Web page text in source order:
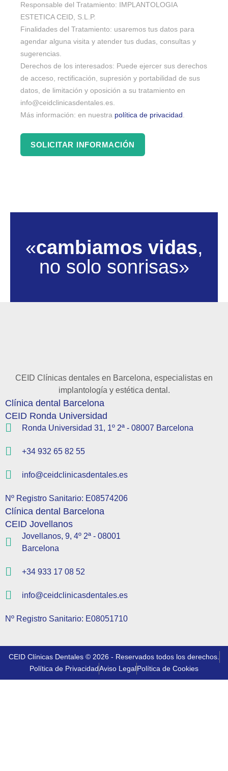
Responsable del Tratamiento: IMPLANTOLOGIA
ESTETICA CEID, S.L.P.
Finalidades del Tratamiento: usaremos tus datos para
agendar alguna visita y atender tus dudas, consultas y
sugerencias.
Derechos de los interesados: Puede ejercer sus derechos
de acceso, rectificación, supresión y portabilidad de sus
datos, de limitación y oposición a su tratamiento en
info@ceidclinicasdentales.es.
Más información: en nuestra política de privacidad.
«cambiamos vidas,
no solo sonrisas»
CEID Clínicas dentales en Barcelona, especialistas en
implantología y estética dental.
Clínica dental Barcelona
CEID Ronda Universidad
Ronda Universidad 31, 1º 2ª - 08007 Barcelona
+34 932 65 82 55
info@ceidclinicasdentales.es
Nº Registro Sanitario: E08574206
Clínica dental Barcelona
CEID Jovellanos
Jovellanos, 9, 4º 2ª - 08001
Barcelona
+34 933 17 08 52
info@ceidclinicasdentales.es
Nº Registro Sanitario: E08051710
CEID Clínicas Dentales © 2026 - Reservados todos los derechos.
Política de PrivacidadAviso LegalPolítica de Cookies